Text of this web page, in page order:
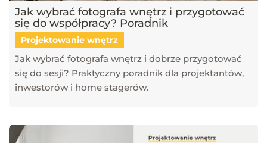
Jak wybrać fotografa wnętrz i przygotować
się do współpracy? Poradnik
Projektowanie wnętrz
Jak wybrać fotografa wnętrz i dobrze przygotować
się do sesji? Praktyczny poradnik dla projektantów,
inwestorów i home stagerów.